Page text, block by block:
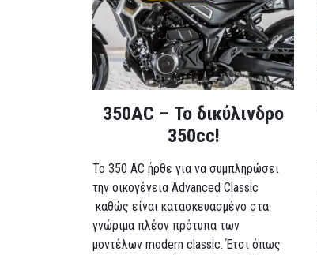
350AC – Το δικύλινδρο
350cc!
To 350 AC ήρθε για να συμπληρώσει
την οικογένεια Advanced Classic
καθώς είναι κατασκευασμένο στα
γνώριμα πλέον πρότυπα των
μοντέλων modern classic. Έτσι όπως